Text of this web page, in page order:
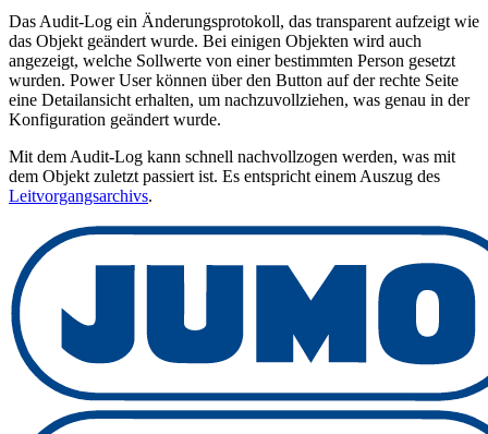
Das Audit-Log ein Änderungsprotokoll, das transparent aufzeigt wie
das Objekt geändert wurde. Bei einigen Objekten wird auch
angezeigt, welche Sollwerte von einer bestimmten Person gesetzt
wurden. Power User können über den Button auf der rechte Seite
eine Detailansicht erhalten, um nachzuvollziehen, was genau in der
Konfiguration geändert wurde.
Mit dem Audit-Log kann schnell nachvollzogen werden, was mit
dem Objekt zuletzt passiert ist. Es entspricht einem Auszug des
Leitvorgangsarchivs.